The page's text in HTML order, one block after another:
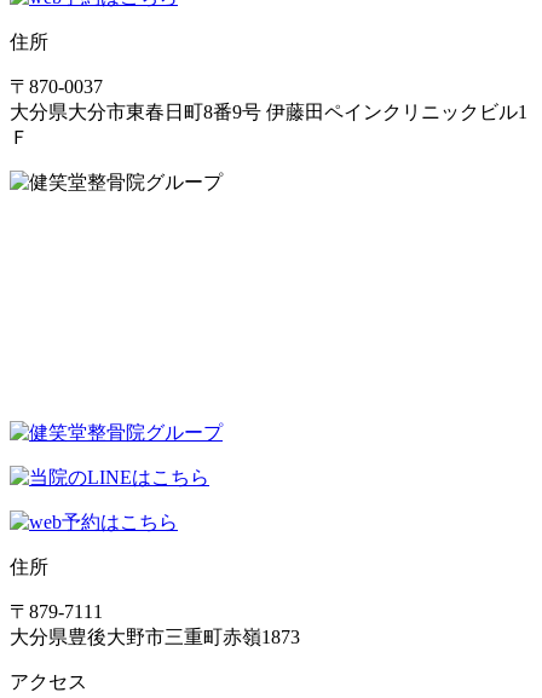
住所
〒870-0037
大分県大分市東春日町8番9号 伊藤田ペインクリニックビル1
Ｆ
住所
〒879-7111
大分県豊後大野市三重町赤嶺1873
アクセス